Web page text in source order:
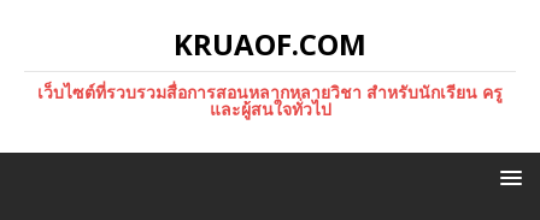
KRUAOF.COM
เว็บไซต์ที่รวบรวมสื่อการสอนหลากหลายวิชา สำหรับนักเรียน ครู
และผู้สนใจทั่วไป